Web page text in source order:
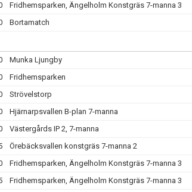
Fridhemsparken, Ängelholm Konstgräs 7-manna 3
Bortamatch
Munka Ljungby
Fridhemsparken
Strövelstorp
Hjärnarpsvallen B-plan 7-manna
Västergårds IP 2, 7-manna
Örebäcksvallen konstgräs 7-manna 2
Fridhemsparken, Ängelholm Konstgräs 7-manna 3
Fridhemsparken, Ängelholm Konstgräs 7-manna 3